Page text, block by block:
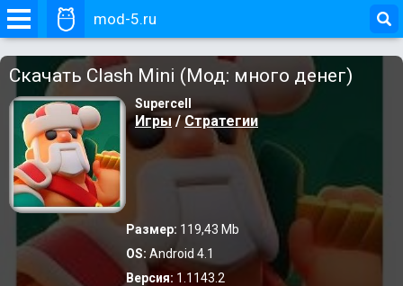
mod-5.ru
Скачать Clash Mini (Мод: много денег)
Supercell
Игры/Стратегии
Размер: 119,43 Mb
OS: Android 4.1
Версия: 1.1143.2